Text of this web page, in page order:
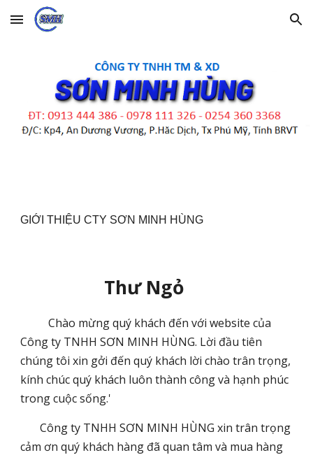
Skip to main content Skip to navigation
GIỚI THIỆU CTY SƠN MINH HÙNG
Thư Ngỏ
Chào mừng quý khách đến với website của
Công ty TNHH SƠN MINH HÙNG. Lời đầu tiên
chúng tôi xin gởi đến quý khách lời chào trân trọng,
kính chúc quý khách luôn thành công và hạnh phúc
trong cuộc sống.'
Công ty TNHH SƠN MINH HÙNG xin trân trọng
cảm ơn quý khách hàng đã quan tâm và mua hàng